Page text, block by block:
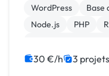
création de votre
et en...
WordPress Base
Node.js
PHP
30 €/h 3